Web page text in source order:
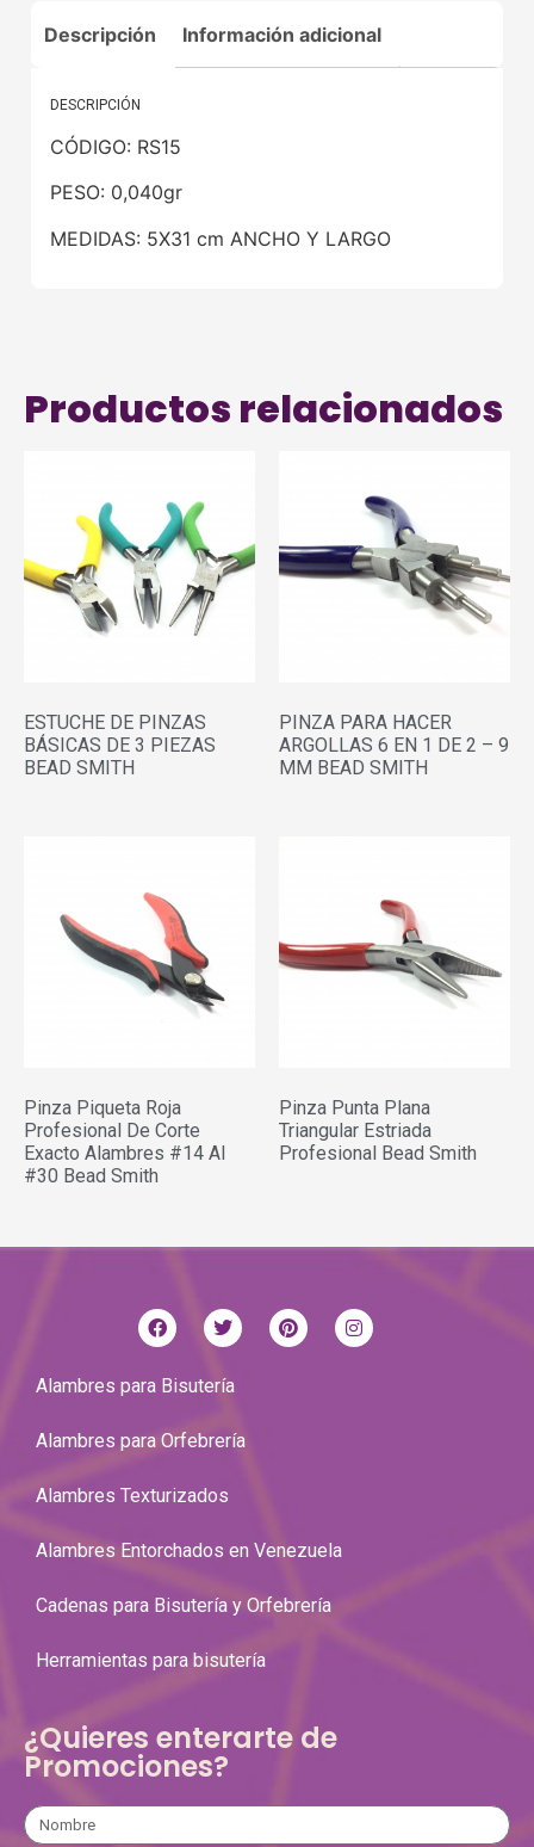
Descripción Información adicional
DESCRIPCIÓN
CÓDIGO: RS15
PESO: 0,040gr
MEDIDAS: 5X31 cm ANCHO Y LARGO
Productos relacionados
ESTUCHE DE PINZAS
BÁSICAS DE 3 PIEZAS
BEAD SMITH
PINZA PARA HACER
ARGOLLAS 6 EN 1 DE 2 – 9
MM BEAD SMITH
Pinza Piqueta Roja
Profesional De Corte
Exacto Alambres #14 Al
#30 Bead Smith
Pinza Punta Plana
Triangular Estriada
Profesional Bead Smith
Alambres para Bisutería
Alambres para Orfebrería
Alambres Texturizados
Alambres Entorchados en Venezuela
Cadenas para Bisutería y Orfebrería
Herramientas para bisutería
¿Quieres enterarte de
Promociones?